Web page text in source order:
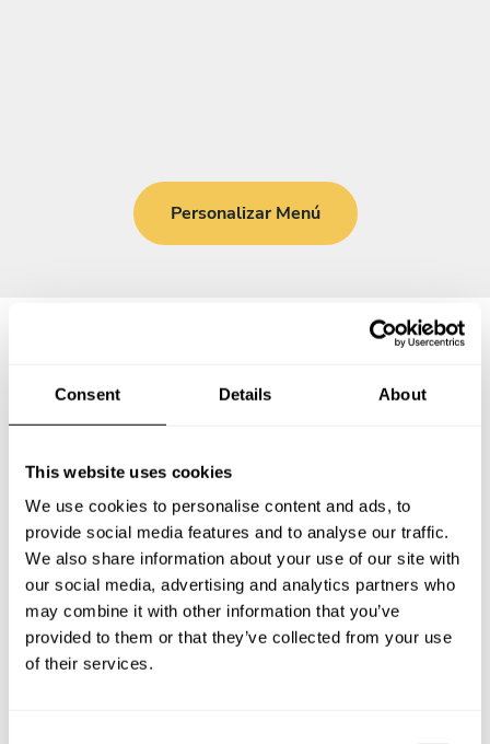
Consent Details About
This website uses cookies
We use cookies to personalise content and ads, to
provide social media features and to analyse our traffic.
We also share information about your use of our site with
our social media, advertising and analytics partners who
may combine it with other information that you’ve
provided to them or that they’ve collected from your use
of their services.
Personalizar Menú
Preguntas frecuentes
Domicilio en Milpa Alta.
¿Qué incluye un servicio de Chef a Domicilio en Milpa
¿Cuánto cuesta un Chef a Domicilio en Milpa Alta?